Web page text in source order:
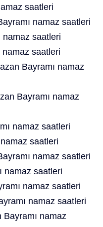
saatleri
namaz saatleri
namaz saatleri
namaz saatleri
Bayramı namaz
Bayramı namaz
namaz saatleri
saatleri
namaz saatleri
namaz saatleri
namaz saatleri
namaz saatleri
namaz